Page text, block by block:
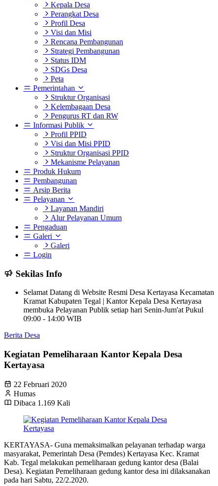
Kepala Desa
Perangkat Desa
Profil Desa
Visi dan Misi
Rencana Pembangunan
Strategi Pembangunan
Status IDM
SDGs Desa
Peta
Pemerintahan
Struktur Organisasi
Kelembagaan Desa
Pengurus RT dan RW
Informasi Publik
Profil PPID
Visi dan Misi PPID
Struktur Organisasi PPID
Mekanisme Pelayanan
Produk Hukum
Pembangunan
Arsip Berita
Pelayanan
Layanan Mandiri
Alur Pelayanan Umum
Pengaduan
Galeri
Galeri
Login
Sekilas Info
Selamat Datang di Website Resmi Desa Kertayasa Kecamatan
Kramat Kabupaten Tegal | Kantor Kepala Desa Kertayasa
membuka Pelayanan Publik setiap hari Senin-Jum'at Pukul
09:00 - 14:00 WIB
Berita Desa
Kegiatan Pemeliharaan Kantor Kepala Desa
Kertayasa
22 Februari 2020
Humas
Dibaca 1.169 Kali
KERTAYASA- Guna memaksimalkan pelayanan terhadap warga
masyarakat, Pemerintah Desa (Pemdes) Kertayasa Kec. Kramat
Kab. Tegal melakukan pemeliharaan gedung kantor desa (Balai
Desa). Kegiatan Pemeliharaan gedung kantor desa ini dilaksanakan
pada hari Sabtu, 22/2.2020.